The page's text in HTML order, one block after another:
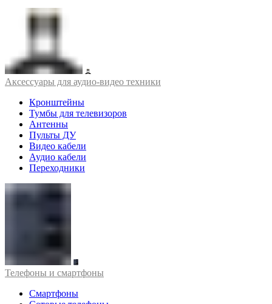
Аксессуары для аудио-видео техники
Кронштейны
Тумбы для телевизоров
Антенны
Пульты ДУ
Видео кабели
Аудио кабели
Переходники
Телефоны и смартфоны
Смартфоны